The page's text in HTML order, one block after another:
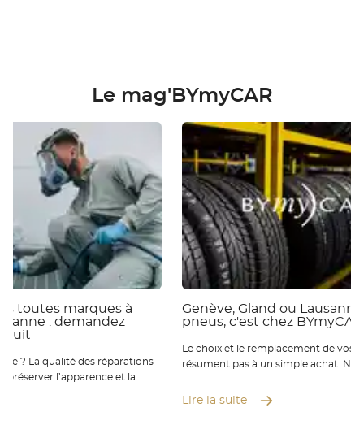
Le mag'BYmyCAR
toutes marques à
: demandez
préserver l’apparence et la
Genève, Gland ou
pneus, c'est chez
Le choix et le remplacement de vos
résument pas à un simple achat.
de conduite et la performance de
Lire la suite